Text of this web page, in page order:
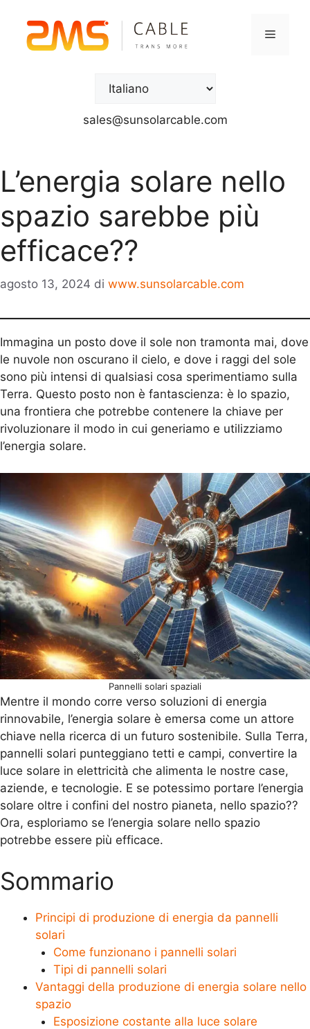
sales@sunsolarcable.com
L’energia solare nello
spazio sarebbe più
efficace??
agosto 13, 2024 di www.sunsolarcable.com
Immagina un posto dove il sole non tramonta mai, dove
le nuvole non oscurano il cielo, e dove i raggi del sole
sono più intensi di qualsiasi cosa sperimentiamo sulla
Terra. Questo posto non è fantascienza: è lo spazio,
una frontiera che potrebbe contenere la chiave per
rivoluzionare il modo in cui generiamo e utilizziamo
l’energia solare.
Pannelli solari spaziali
Mentre il mondo corre verso soluzioni di energia
rinnovabile, l’energia solare è emersa come un attore
chiave nella ricerca di un futuro sostenibile. Sulla Terra,
pannelli solari punteggiano tetti e campi, convertire la
luce solare in elettricità che alimenta le nostre case,
aziende, e tecnologie. E se potessimo portare l’energia
solare oltre i confini del nostro pianeta, nello spazio??
Ora, esploriamo se l’energia solare nello spazio
potrebbe essere più efficace.
Sommario
Principi di produzione di energia da pannelli
solari
Come funzionano i pannelli solari
Tipi di pannelli solari
Vantaggi della produzione di energia solare nello
spazio
Esposizione costante alla luce solare